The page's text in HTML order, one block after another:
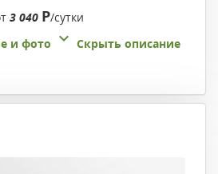
3 040 Р/сутки
и фото
Скрыть описание